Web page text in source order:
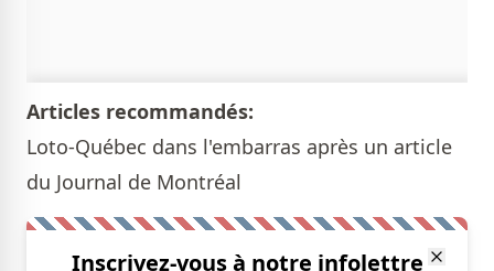
Articles recommandés:
Loto-Québec dans l'embarras après un article
du Journal de Montréal
Inscrivez-vous à notre infolettre